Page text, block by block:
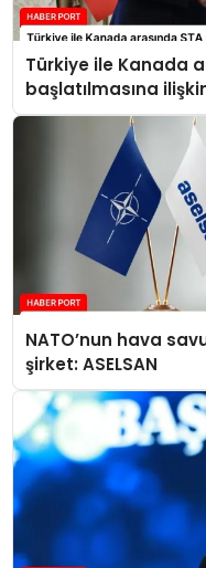
Türkiye ile Kanada
başlatılmasına
NATO’nun hava
şirket: ASELSAN